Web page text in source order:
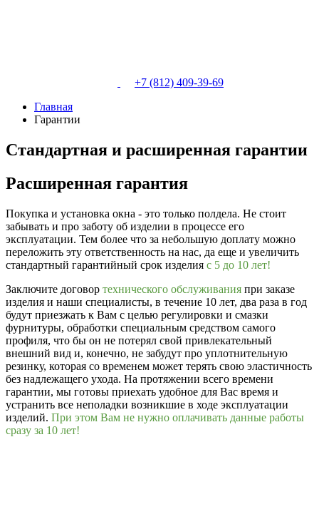
+7 (812) 409-39-69
Главная
Гарантии
Стандартная и расширенная гарантии
Расширенная гарантия
Покупка и установка окна - это только полдела. Не стоит
забывать и про заботу об изделии в процессе его
эксплуатации. Тем более что за небольшую доплату можно
переложить эту ответственность на нас, да еще и увеличить
стандартный гарантийный срок изделия с 5 до 10 лет!
Заключите договор технического обслуживания при заказе
изделия и наши специалисты, в течение 10 лет, два раза в год
будут приезжать к Вам с целью регулировки и смазки
фурнитуры, обработки специальным средством самого
профиля, что бы он не потерял свой привлекательный
внешний вид и, конечно, не забудут про уплотнительную
резинку, которая со временем может терять свою эластичность
без надлежащего ухода. На протяжении всего времени
гарантии, мы готовы приехать удобное для Вас время и
устранить все неполадки возникшие в ходе эксплуатации
изделий. При этом Вам не нужно оплачивать данные работы
сразу за 10 лет!